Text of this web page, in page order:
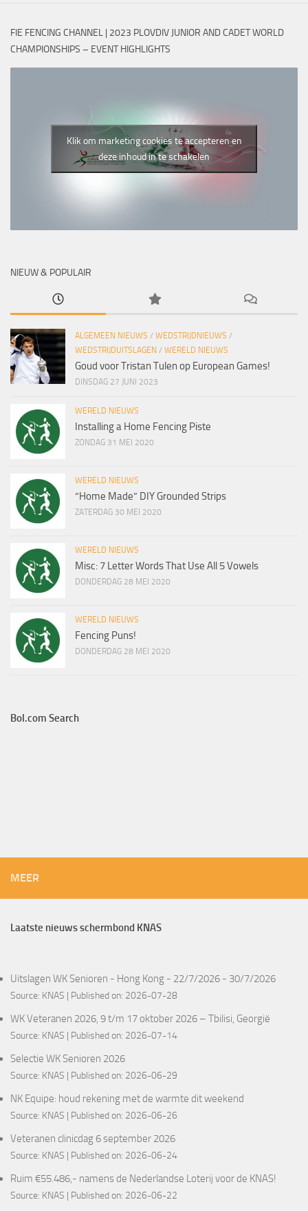
FIE FENCING CHANNEL | 2023 PLOVDIV JUNIOR AND CADET WORLD
CHAMPIONSHIPS – EVENT HIGHLIGHTS
Klik om marketing cookies te accepteren en
deze inhoud in te schakelen
NIEUW & POPULAIR
ALGEMEEN NIEUWS / WEDSTRIJDNIEUWS /
WEDSTRIJDUITSLAGEN / WERELD NIEUWS
Goud voor Tristan Tulen op European Games!
DINSDAG 27 JUNI 2023
WERELD NIEUWS
Installing a Home Fencing Piste
ZONDAG 31 MEI 2020
WERELD NIEUWS
“Home Made” DIY Grounded Strips
ZATERDAG 30 MEI 2020
WERELD NIEUWS
Misc: 7 Letter Words That Use All 5 Vowels
DONDERDAG 28 MEI 2020
WERELD NIEUWS
Fencing Puns!
DONDERDAG 28 MEI 2020
Bol.com Search
MEER
Laatste nieuws schermbond KNAS
Uitslagen WK Senioren - Hong Kong - 22/7/2026 - 30/7/2026
Source: KNAS Published on: 2026-07-28
WK Veteranen 2026, 9 t/m 17 oktober 2026 – Tbilisi, Georgië
Source: KNAS Published on: 2026-07-14
Selectie WK Senioren 2026
Source: KNAS Published on: 2026-06-29
NK Equipe: houd rekening met de warmte dit weekend
Source: KNAS Published on: 2026-06-26
Veteranen clinicdag 6 september 2026
Source: KNAS Published on: 2026-06-24
Ruim €55.486,- namens de Nederlandse Loterij voor de KNAS!
Source: KNAS Published on: 2026-06-22